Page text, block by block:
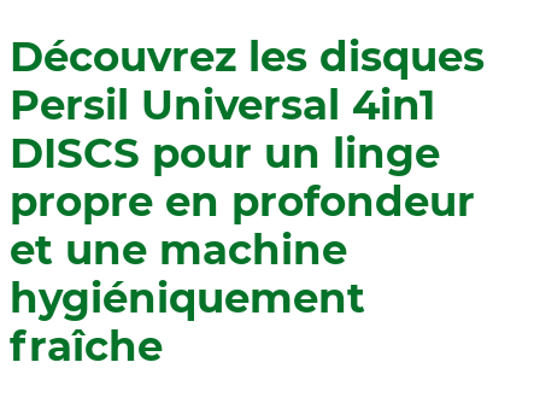
Découvrez les disques
Persil Universal 4in1
DISCS pour un linge
propre en profondeur
et une machine
hygiéniquement
fraîche